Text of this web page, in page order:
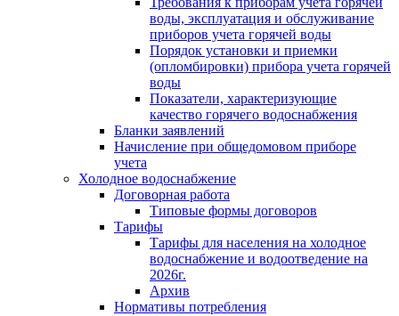
воды, эксплуатация и обслуживание
приборов учета горячей воды
Порядок установки и приемки
(опломбировки) прибора учета горячей
воды
Показатели, характеризующие
качество горячего водоснабжения
Бланки заявлений
Начисление при общедомовом приборе
учета
Холодное водоснабжение
Договорная работа
Типовые формы договоров
Тарифы
Тарифы для населения на холодное
водоснабжение и водоотведение на
2026г.
Архив
Нормативы потребления